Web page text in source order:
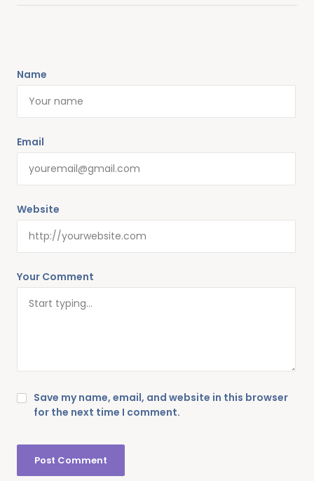
Your Comment
Name
Email
Website
Save my name, email, and website in this browser
for the next time I comment.